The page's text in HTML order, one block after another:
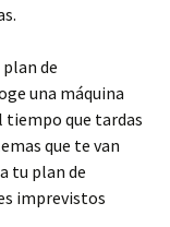
de
una máquina
tiempo que tardas
que te van
tu plan de
imprevistos